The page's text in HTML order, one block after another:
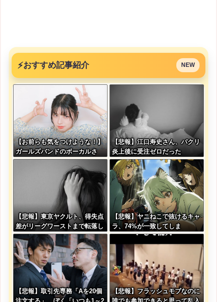
⚡おすすめ記事紹介 NEW
【お前らも気をつけような！】
ガールズバンドのボーカルさ
ん、客席ダイブした結果『こ
う』なってしまいお気持ち表明
【悲報】江口寿史さん、パクリ
炎上後に受注ゼロだった
【悲報】東京ヤクルト、得失点
差がリーグワーストまで転落し
てしまう
【悲報】ヤニねこで抜けるキャ
ラ、74%が一致してしま
う・・・
【悲報】取引先専務「Aを20個
【悲報】フラッシュモブなのに